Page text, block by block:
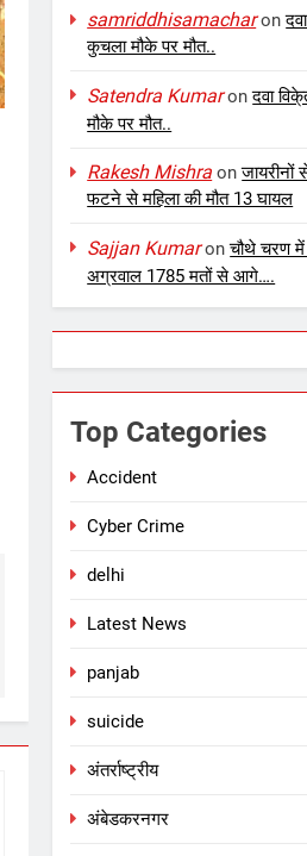
samriddhisamacharon
कुचला मौके पर मौत..
Satendra Kumaronदवा
मौके पर मौत..
Rakesh Mishra onजायरीनों
फटने से महिला की मौत 13 घायल
Sajjan Kumaronचौथे चरण में
अग्रवाल 1785 मतों से आगे….
Top Categories
Accident
Cyber Crime
delhi
Latest News
panjab
suicide
अंतर्राष्ट्रीय
अंबेडकरनगर